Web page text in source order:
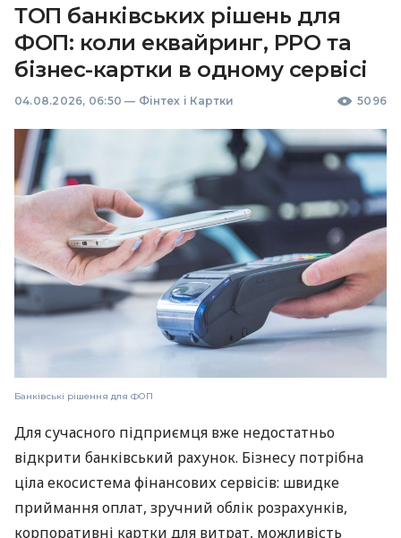
ТОП банківських рішень для
ФОП: коли еквайринг, РРО та
бізнес-картки в одному сервісі
04.08.2026, 06:50 — Фінтех і Картки 5096
Банківські рішення для ФОП
Для сучасного підприємця вже недостатньо
відкрити банківський рахунок. Бізнесу потрібна
ціла екосистема фінансових сервісів: швидке
приймання оплат, зручний облік розрахунків,
корпоративні картки для витрат, можливість